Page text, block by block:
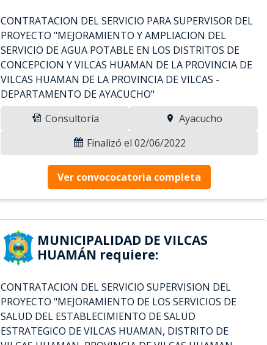
CONTRATACION DEL SERVICIO PARA SUPERVISOR DEL
PROYECTO "MEJORAMIENTO Y AMPLIACION DEL
SERVICIO DE AGUA POTABLE EN LOS DISTRITOS DE
CONCEPCION Y VILCAS HUAMAN DE LA PROVINCIA DE
VILCAS HUAMAN DE LA PROVINCIA DE VILCAS -
DEPARTAMENTO DE AYACUCHO"
Consultoría
Ayacucho
Finalizó el 02/06/2022
Ver convococatoria completa
MUNICIPALIDAD DE VILCAS
HUAMÁN requiere:
CONTRATACION DEL SERVICIO SUPERVISION DEL
PROYECTO "MEJORAMIENTO DE LOS SERVICIOS DE
SALUD DEL ESTABLECIMIENTO DE SALUD
ESTRATEGICO DE VILCAS HUAMAN, DISTRITO DE